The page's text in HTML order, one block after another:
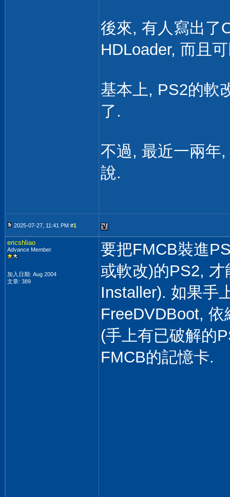
後來, 有人寫出了
HDLoader, 而且
基本上, PS2的軟
了.
不過, 最近一兩年
說.
2025-07-27, 11:41 PM #1
ericshliao
Advance Member
加入日期: Aug 2004
文章: 389
要把FMCB裝進
或軟改)的PS2,
Installer). 如果手
FreeDVDBoot,
(手上有已破解的
FMCB的記憶卡.